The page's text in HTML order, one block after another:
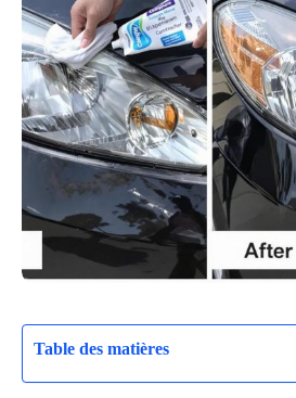
Table des matières